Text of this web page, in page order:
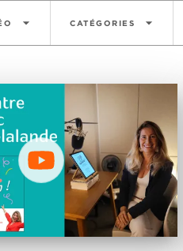
arrow_drop_down CATÉGORIES arrow_drop_down